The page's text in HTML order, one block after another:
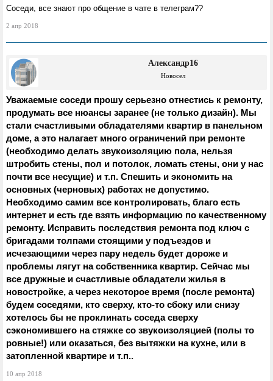
Соседи, все знают про общение в чате в телеграм??
2 апр 2018
Александр16
Новосел
Уважаемые соседи прошу серьезно отнестись к ремонту,
продумать все нюансы заранее (не только дизайн). Мы
стали счастливыми обладателями квартир в панельном
доме, а это налагает много ограничений при ремонте
(необходимо делать звукоизоляцию пола, нельзя
штробить стены, пол и потолок, ломать стены, они у нас
почти все несущие) и т.п. Спешить и экономить на
основных (черновых) работах не допустимо.
Необходимо самим все контролировать, благо есть
интернет и есть где взять информацию по качественному
ремонту. Исправить последствия ремонта под ключ с
бригадами толпами стоящими у подъездов и
исчезающими через пару недель будет дороже и
проблемы лягут на собственника квартир. Сейчас мы
все дружные и счастливые обладатели жилья в
новостройке, а через некоторое время (после ремонта)
будем соседями, кто сверху, кто-то сбоку или снизу
хотелось бы не проклинать соседа сверху
сэкономившего на стяжке со звукоизоляцией (полы то
ровные!) или оказаться, без вытяжки на кухне, или в
затопленной квартире и т.п..
10 апр 2018